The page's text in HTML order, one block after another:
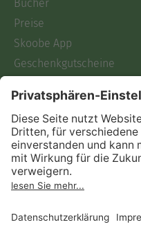
Bücher
Preise
Skoobe App
Geschenkgutscheine
Hilfe
Barrierefreiheit
Login
Skoobe liest